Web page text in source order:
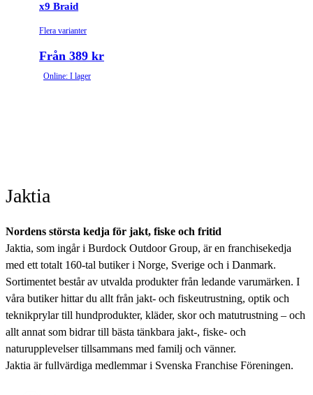
x9 Braid
Flera varianter
Från 389 kr
Online: I lager
Jaktia
Nordens största kedja för jakt, fiske och fritid
Jaktia, som ingår i Burdock Outdoor Group, är en franchisekedja
med ett totalt 160-tal butiker i Norge, Sverige och i Danmark.
Sortimentet består av utvalda produkter från ledande varumärken. I
våra butiker hittar du allt från jakt- och fiskeutrustning, optik och
teknikprylar till hundprodukter, kläder, skor och matutrustning – och
allt annat som bidrar till bästa tänkbara jakt-, fiske- och
naturupplevelser tillsammans med familj och vänner.
Jaktia är fullvärdiga medlemmar i Svenska Franchise Föreningen.